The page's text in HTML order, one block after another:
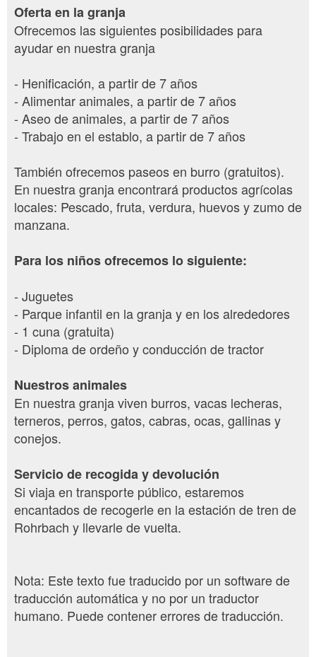
Oferta en la granja
Ofrecemos las siguientes posibilidades para
ayudar en nuestra granja
- Henificación, a partir de 7 años
- Alimentar animales, a partir de 7 años
- Aseo de animales, a partir de 7 años
- Trabajo en el establo, a partir de 7 años
También ofrecemos paseos en burro (gratuitos).
En nuestra granja encontrará productos agrícolas
locales: Pescado, fruta, verdura, huevos y zumo de
manzana.
Para los niños ofrecemos lo siguiente:
- Juguetes
- Parque infantil en la granja y en los alrededores
- 1 cuna (gratuita)
- Diploma de ordeño y conducción de tractor
Nuestros animales
En nuestra granja viven burros, vacas lecheras,
terneros, perros, gatos, cabras, ocas, gallinas y
conejos.
Servicio de recogida y devolución
Si viaja en transporte público, estaremos
encantados de recogerle en la estación de tren de
Rohrbach y llevarle de vuelta.
Nota: Este texto fue traducido por un software de
traducción automática y no por un traductor
humano. Puede contener errores de traducción.